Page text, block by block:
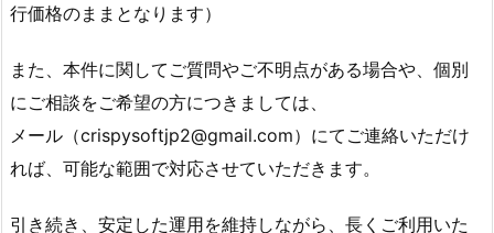
行価格のままとなります）
また、本件に関してご質問やご不明点がある場合や、個別
にご相談をご希望の方につきましては、
メール（crispysoftjp2@gmail.com）にてご連絡いただけ
れば、可能な範囲で対応させていただきます。
引き続き、安定した運用を維持しながら、長くご利用いた